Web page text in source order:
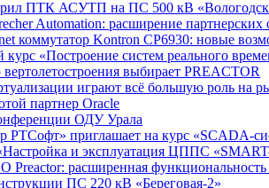
ПТК АСУТП на ПС 500 кВ
Automation: расширение
коммутатор Kontron CP6930: новые
«Построение систем реального
выбирает PREACTOR
играют всё большую роль на
партнер Oracle
ОДУ Урала
РТСофт» приглашает на курс «SCADA-
и эксплуатация ЦППС
Preactor: расширенная
ПС 220 кВ «Береговая-2»